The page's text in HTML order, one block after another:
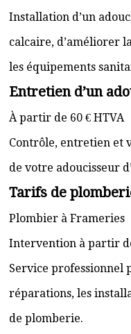
Installation d’un
calcaire, d’améliorer
les équipements
Entretien d’un
À partir de 60 € HTVA
Contrôle, entretien et
de votre adoucisseur
Tarifs de
Plombier à Frameries
Intervention à partir
Service professionnel
réparations, les
de plomberie.